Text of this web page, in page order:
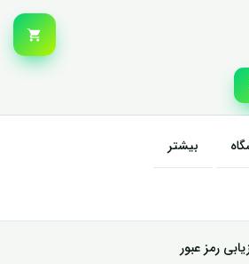
بیشتر
رمز عبور